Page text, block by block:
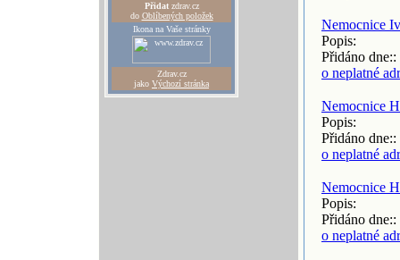
Přidatzdrav.cz
do Oblíbených položek
Ikona na Vaše stránky
Zdrav.cz
jako Výchozí stránka
Nemocnice
Popis:
Přidáno
o neplatné
Nemocnice
Popis:
Přidáno
o neplatné
Nemocnice
Popis:
Přidáno
o neplatné